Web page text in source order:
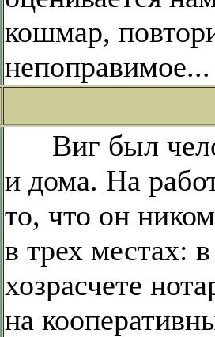
кошмар,
Виг был
и дома. На
то, что он
в трех местах:
хозрасчете
на